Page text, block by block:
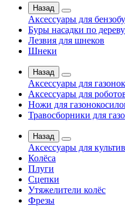
Назад
Аксессуары для
Буры насадки по дереву
Лезвия для шнеков
Шнеки
Назад
Аксессуары для
Аксессуары для
Ножи для
Травосборники для
Назад
Аксессуары для
Колёса
Плуги
Сцепки
Утяжелители колёс
Фрезы